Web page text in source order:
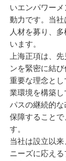
いエンパワー
動力です。当
人材を募り、
います。
上海正項は、
ンを緊密に結
重要な理念と
業環境を構築
パスの継続的
保障すること
す。
当社は設立以
ニーズに応え